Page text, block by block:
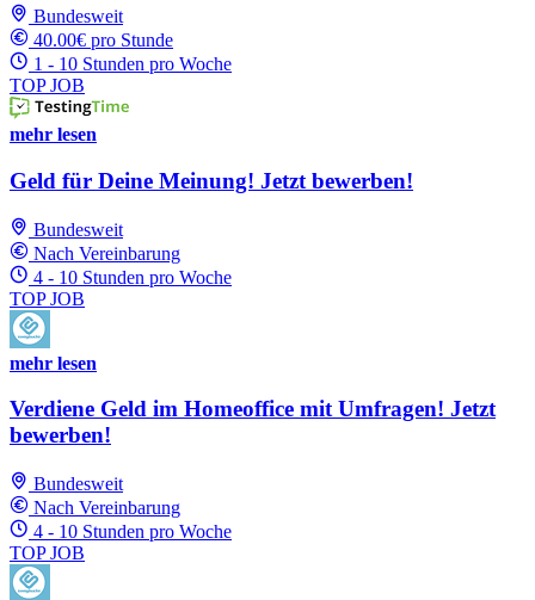
Bundesweit
40.00€ pro Stunde
1 - 10 Stunden pro Woche
TOP JOB
mehr lesen
Geld für Deine Meinung! Jetzt bewerben!
Bundesweit
Nach Vereinbarung
4 - 10 Stunden pro Woche
TOP JOB
mehr lesen
Verdiene Geld im Homeoffice mit Umfragen! Jetzt
bewerben!
Bundesweit
Nach Vereinbarung
4 - 10 Stunden pro Woche
TOP JOB